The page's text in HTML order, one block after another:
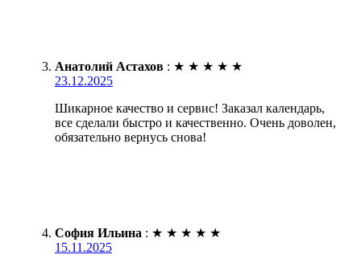
Анатолий Астахов : ★ ★ ★ ★ ★
23.12.2025
Шикарное качество и сервис! Заказал календарь,
все сделали быстро и качественно. Очень доволен,
обязательно вернусь снова!
София Ильина : ★ ★ ★ ★ ★
15.11.2025